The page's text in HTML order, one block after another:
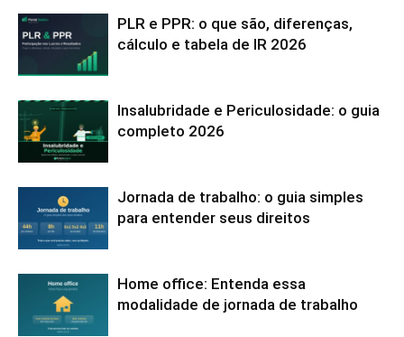
PLR e PPR: o que são, diferenças,
cálculo e tabela de IR 2026
Insalubridade e Periculosidade: o guia
completo 2026
Jornada de trabalho: o guia simples
para entender seus direitos
Home office: Entenda essa
modalidade de jornada de trabalho